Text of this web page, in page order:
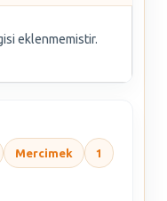
eklenmemistir.
Mercimek 1